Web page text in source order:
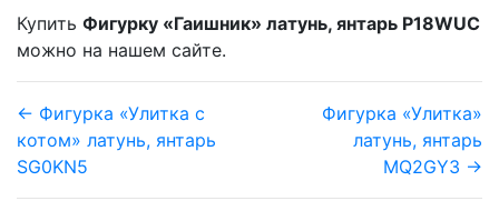
Купить Фигурку «Гаишник» латунь, янтарь P18WUC
можно на нашем сайте.
← Фигурка «Улитка с
котом» латунь, янтарь
SG0KN5
Фигурка «Улитка»
латунь, янтарь
MQ2GY3 →